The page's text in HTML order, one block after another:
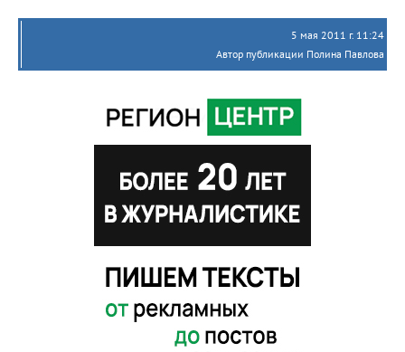
5 мая 2011 г. 11:24
Автор публикации Полина Павлова